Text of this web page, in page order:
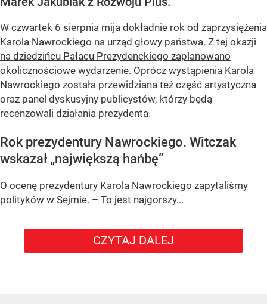
W czwartek 6 sierpnia mija dokładnie rok od zaprzysiężenia
Karola Nawrockiego na urząd głowy państwa. Z tej okazji
na dziedzińcu Pałacu Prezydenckiego zaplanowano
okolicznościowe wydarzenie. Oprócz wystąpienia Karola
Nawrockiego została przewidziana też część artystyczna
oraz panel dyskusyjny publicystów, którzy będą
recenzowali działania prezydenta.
Rok prezydentury Nawrockiego. Witczak
wskazał „największą hańbę”
O ocenę prezydentury Karola Nawrockiego zapytaliśmy
polityków w Sejmie. – To jest najgorszy...
CZYTAJ DALEJ